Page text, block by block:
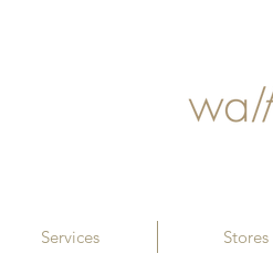
Services Stores